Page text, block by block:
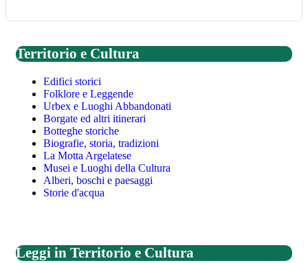
Territorio e Cultura
Edifici storici
Folklore e Leggende
Urbex e Luoghi Abbandonati
Borgate ed altri itinerari
Botteghe storiche
Biografie, storia, tradizioni
La Motta Argelatese
Musei e Luoghi della Cultura
Alberi, boschi e paesaggi
Storie d'acqua
Leggi in Territorio e Cultura